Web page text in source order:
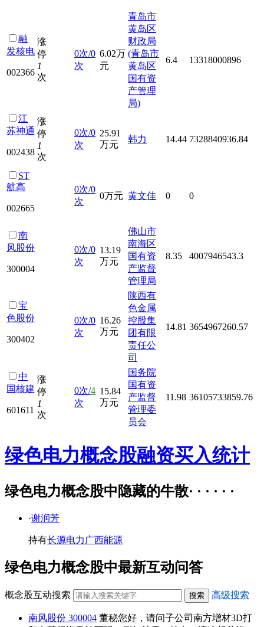
融
发核电
002366
涨
停
1
次
0次/0
次
6.02万
元
青岛市
黄岛区
财政局
(青岛市
黄岛区
国有资
产管理
局)
6.4 13318000896
江
苏神通
002438
涨
停
1
次
0次/0
次
25.91
万元
韩力 14.44 7328840936.84
ST
航高
002665
0次/0
次
0万元 黄文佳 0 0
南
风股份
300004
0次/0
次
13.19
万元
佛山市
南海区
国有资
产监督
管理局
8.35 4007946543.3
宝
色股份
300402
0次/0
次
16.26
万元
陕西有
色金属
控股集
团有限
责任公
司
14.81 3654967260.57
中
国核建
601611
涨
停
1
次
0次/4
次
15.84
万元
国务院
国有资
产监督
管理委
员会
11.98 36105733859.76
绿色电力概念股融资买入统计
绿色电力概念股中隐藏的牛散· · · · · ·
·谢润芳
持有长源电力 广西能源
绿色电力概念股中最新互动问答
概念股互动搜索 高级搜索
南风股份 300004 董秘您好，请问子公司南方增材3D打